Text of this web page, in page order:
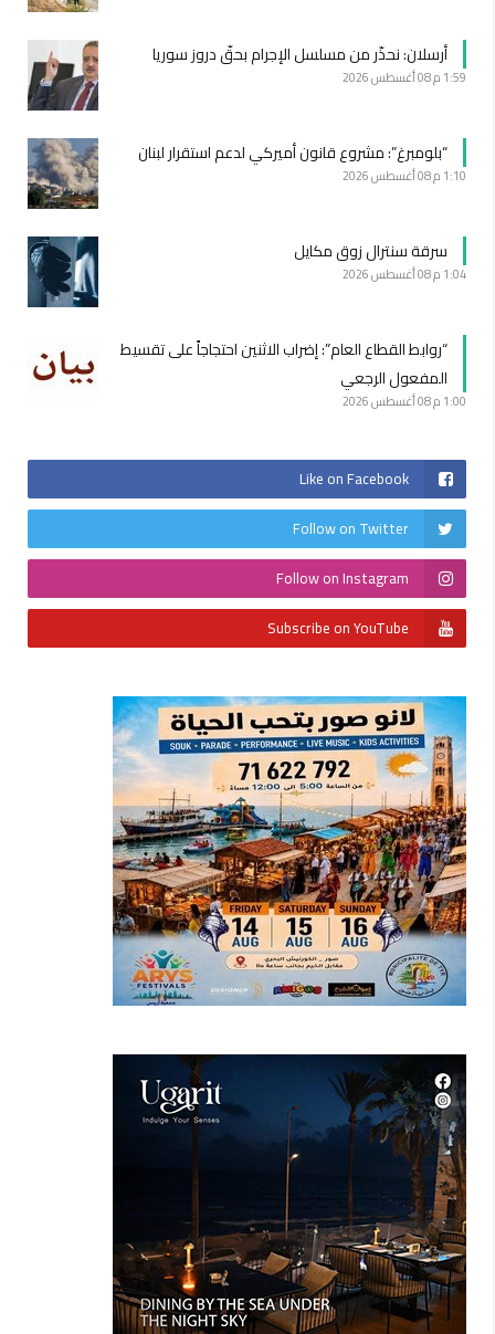
أرسلان: نحذّر من مسلسل الإجرام بحقّ دروز سوريا
1:59 م 08 أغسطس 2026
“بلومبرغ”: مشروع قانون أميركي لدعم استقرار لبنان
1:10 م 08 أغسطس 2026
سرقة سنترال زوق مكايل
1:04 م 08 أغسطس 2026
“روابط القطاع العام”: إضراب الاثنين احتجاجاً على تقسيط
المفعول الرجعي
1:00 م 08 أغسطس 2026
Like on Facebook
Follow on Twitter
Follow on Instagram
Subscribe on YouTube